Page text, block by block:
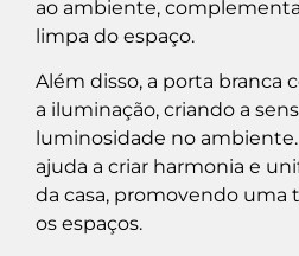
ao ambiente,
limpa do espaço.
Além disso, a porta branca
a iluminação, criando a
luminosidade no
ajuda a criar harmonia e
da casa, promovendo uma
os espaços.